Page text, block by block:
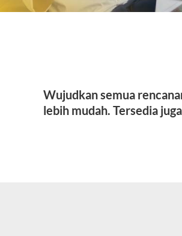
Wujudkan semua
lebih mudah. Tersedia